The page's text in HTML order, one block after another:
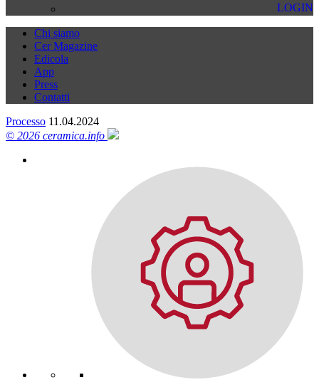
LOGIN
Chi siamo
Cer Magazine
Edicola
App
Press
Contatti
Processo 11.04.2024
© 2026 ceramica.info